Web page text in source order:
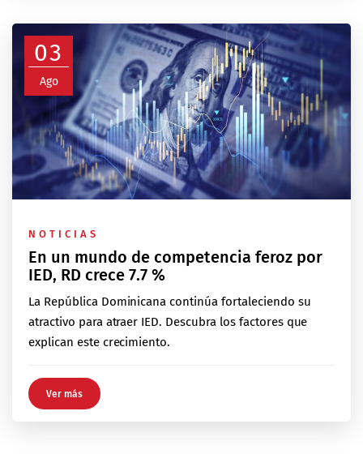
03
Ago
NOTICIAS
En un mundo de competencia feroz por
IED, RD crece 7.7 %
La República Dominicana continúa fortaleciendo su
atractivo para atraer IED. Descubra los factores que
explican este crecimiento.
Ver más